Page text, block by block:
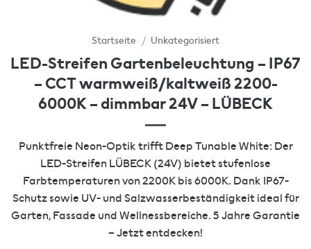
Startseite / Unkategorisiert
LED-Streifen Gartenbeleuchtung – IP67
– CCT warmweiß/kaltweiß 2200-
6000K – dimmbar 24V – LÜBECK
Punktfreie Neon-Optik trifft Deep Tunable White: Der
LED-Streifen LÜBECK (24V) bietet stufenlose
Farbtemperaturen von 2200K bis 6000K. Dank IP67-
Schutz sowie UV- und Salzwasserbeständigkeit ideal für
Garten, Fassade und Wellnessbereiche. 5 Jahre Garantie
– Jetzt entdecken!